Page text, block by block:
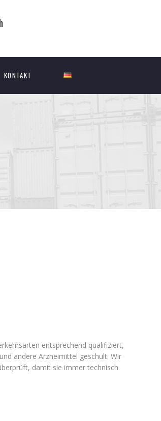
KONTAKT
entsprechend qualifiziert,
andere Arzneimittel geschult. Wir
damit sie immer technisch